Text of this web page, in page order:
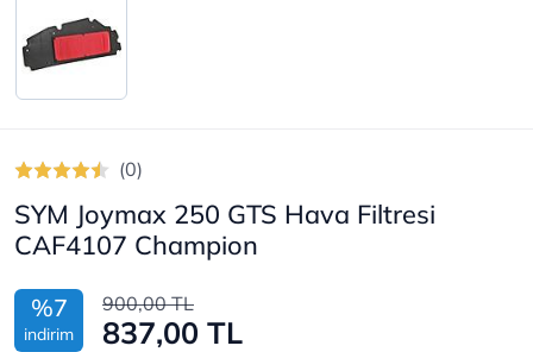
(0)
SYM Joymax 250 GTS Hava Filtresi
CAF4107 Champion
%7
indirim
900,00 TL
837,00 TL